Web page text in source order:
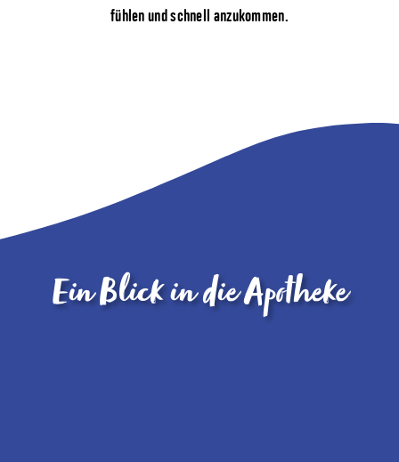
fühlen und schnell anzukommen.
Ein Blick in die Apotheke